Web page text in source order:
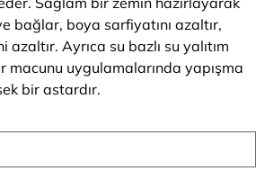
bağlar, boya sarfiyatını azaltır,
azaltır. Ayrıca su bazlı su yalıtım
macunu uygulamalarında yapışma
bir astardır.